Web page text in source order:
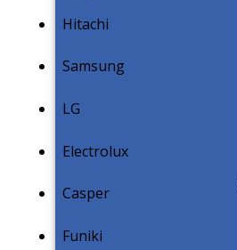
Hitachi
Samsung
LG
Electrolux
Casper
Funiki
Cánh gió lớn BigFlap